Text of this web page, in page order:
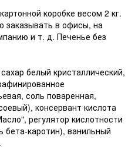
коробке весом 2 кг.
заказывать в офисы, на
и т. д. Печенье без
белый кристаллический,
соль поваренная,
консервант кислота
регулятор кислотности
бета-каротин), ванильный